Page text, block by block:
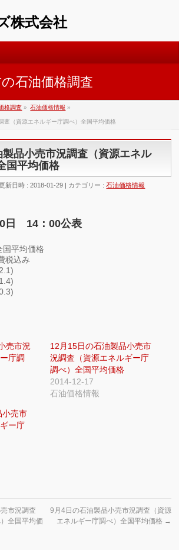
株式会社
石油価格調査
格調査 » 石油価格情報 »
査（資源エネルギー庁調べ）全国平均価格
品小売市況調査（資源エネル
国平均価格
新日時 : 2018-01-29 カテゴリー :石油価格情報
日 14：00公表
国平均価格
税込み
売市況
庁調
12月15日の石油製品小売市
況調査（資源エネルギー庁
調べ）全国平均価格
2014-12-17
石油価格情報
小売市
ー庁
市況調査
全国平均価
9月4日の石油製品小売市況調査（資源
エネルギー庁調べ）全国平均価格 →